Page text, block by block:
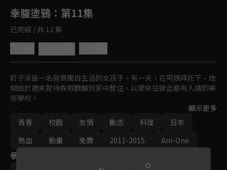
幸腹塗鴉 ：第11集
已完結 / 共 12 集
町子涼是一名習慣獨自生活的女孩子。有一天，在阿姨拜託下，她
開始於週末款待森野麒麟到家中暫住，以便來往彼此都有入讀的美
術學校。
之後他們遇上志同道合的同學椎名，一同開展烹調美食帶來幸福的
治癒系故事。
顯示更多
青春
校園 友情 勵志 料理
日本
熱血
動畫 免費 2011-2015 Ani-One
參與演員